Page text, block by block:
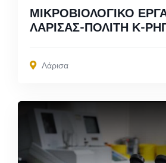
ΜΙΚΡΟΒΙΟΛΟΓΙΚΟ
ΛΑΡΙΣΑΣ-ΠΟΛΙΤΗ Κ-
Λάρισα